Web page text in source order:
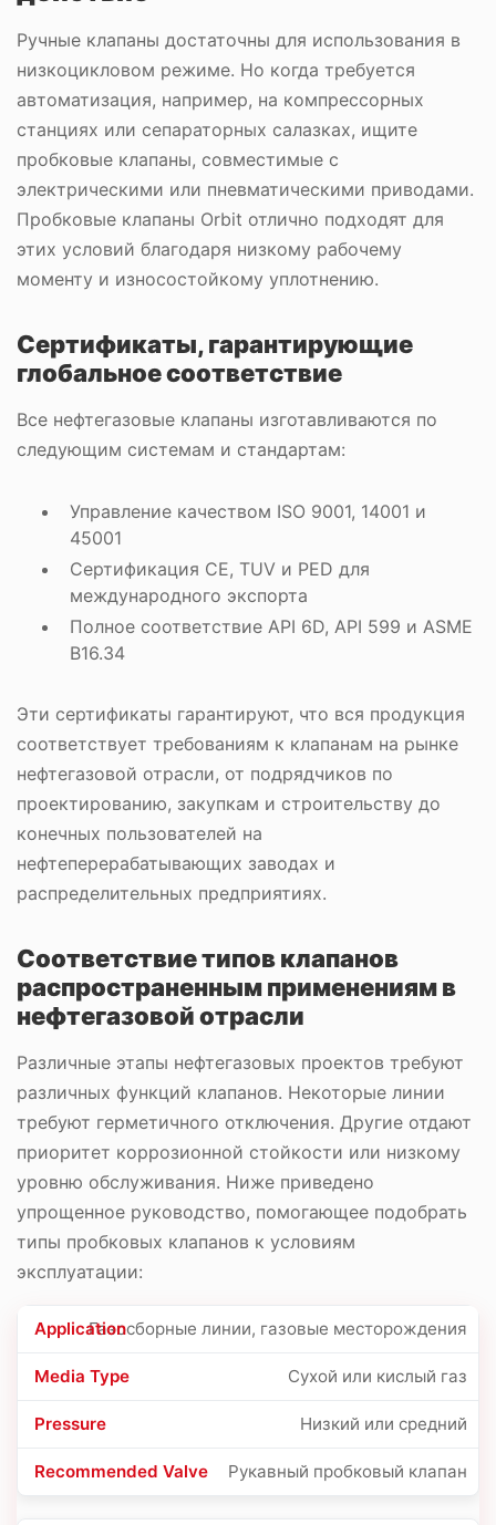
Ручные клапаны достаточны для использования в
низкоцикловом режиме. Но когда требуется
автоматизация, например, на компрессорных
станциях или сепараторных салазках, ищите
пробковые клапаны, совместимые с
электрическими или пневматическими приводами.
Пробковые клапаны Orbit отлично подходят для
этих условий благодаря низкому рабочему
моменту и износостойкому уплотнению.
Сертификаты, гарантирующие
глобальное соответствие
Все нефтегазовые клапаны изготавливаются по
следующим системам и стандартам:
Управление качеством ISO 9001, 14001 и
45001
Сертификация CE, TUV и PED для
международного экспорта
Полное соответствие API 6D, API 599 и ASME
B16.34
Эти сертификаты гарантируют, что вся продукция
соответствует требованиям к клапанам на рынке
нефтегазовой отрасли, от подрядчиков по
проектированию, закупкам и строительству до
конечных пользователей на
нефтеперерабатывающих заводах и
распределительных предприятиях.
Соответствие типов клапанов
распространенным применениям в
нефтегазовой отрасли
Различные этапы нефтегазовых проектов требуют
различных функций клапанов. Некоторые линии
требуют герметичного отключения. Другие отдают
приоритет коррозионной стойкости или низкому
уровню обслуживания. Ниже приведено
упрощенное руководство, помогающее подобрать
типы пробковых клапанов к условиям
эксплуатации:
Газосборные линии, газовые месторождения
Сухой или кислый газ
Низкий или средний
Рукавный пробковый клапан